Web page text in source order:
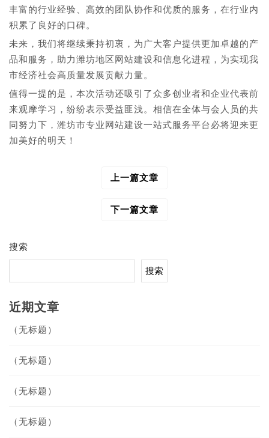
丰富的行业经验、高效的团队协作和优质的服务，在行业内
积累了良好的口碑。
未来，我们将继续秉持初衷，为广大客户提供更加卓越的产
品和服务，助力潍坊地区网站建设和信息化进程，为实现我
市经济社会高质量发展贡献力量。
值得一提的是，本次活动还吸引了众多创业者和企业代表前
来观摩学习，纷纷表示受益匪浅。相信在全体与会人员的共
同努力下，潍坊市专业网站建设一站式服务平台必将迎来更
加美好的明天！
上一篇文章
下一篇文章
搜索
搜索
近期文章
（无标题）
（无标题）
（无标题）
（无标题）